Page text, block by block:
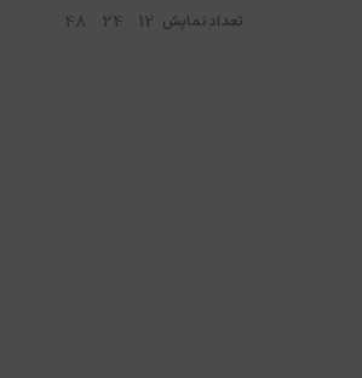
تعداد نمایش 12
24
48